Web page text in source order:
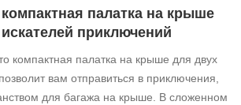
палатка на крыше
приключений
компактная палатка на крыше для двух
вам отправиться в приключения,
для багажа на крыше. В сложенном